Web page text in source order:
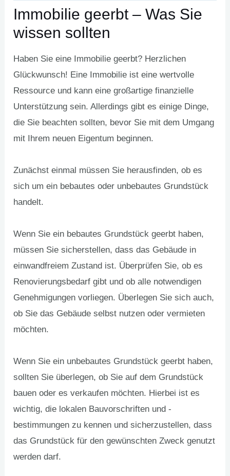
Immobilie geerbt – Was Sie
wissen sollten
Haben Sie eine Immobilie geerbt? Herzlichen
Glückwunsch! Eine Immobilie ist eine wertvolle
Ressource und kann eine großartige finanzielle
Unterstützung sein. Allerdings gibt es einige Dinge,
die Sie beachten sollten, bevor Sie mit dem Umgang
mit Ihrem neuen Eigentum beginnen.
Zunächst einmal müssen Sie herausfinden, ob es
sich um ein bebautes oder unbebautes Grundstück
handelt.
Wenn Sie ein bebautes Grundstück geerbt haben,
müssen Sie sicherstellen, dass das Gebäude in
einwandfreiem Zustand ist. Überprüfen Sie, ob es
Renovierungsbedarf gibt und ob alle notwendigen
Genehmigungen vorliegen. Überlegen Sie sich auch,
ob Sie das Gebäude selbst nutzen oder vermieten
möchten.
Wenn Sie ein unbebautes Grundstück geerbt haben,
sollten Sie überlegen, ob Sie auf dem Grundstück
bauen oder es verkaufen möchten. Hierbei ist es
wichtig, die lokalen Bauvorschriften und -
bestimmungen zu kennen und sicherzustellen, dass
das Grundstück für den gewünschten Zweck genutzt
werden darf.